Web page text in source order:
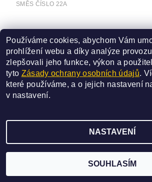
SMĚS ČÍSLO 22A
Vytvořil Shoptet
Používáme cookies, abychom Vám
prohlížení webu a díky analýze
zlepšovali jeho funkce, výkon a
tyto Zásady ochrany osobních údajů.
které používáme, a o jejich nastavení
v nastavení.
NASTAVENÍ
SOUHLASÍM